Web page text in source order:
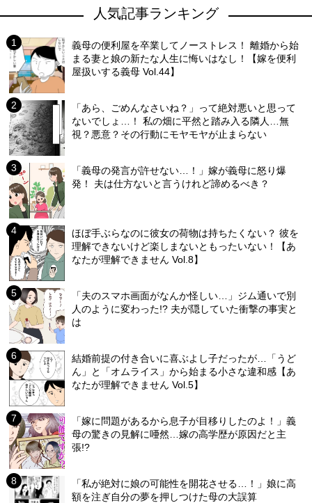
人気記事ランキング
義母の便利屋を卒業してノーストレス！ 離婚から始
まる妻と娘の新たな人生に悔いはなし！【嫁を便利
屋扱いする義母 Vol.44】
「あら、ごめんなさいね？」って絶対悪いと思って
ないでしょ…！ 私の畑に平然と踏み入る隣人…無
視？悪意？その行動にモヤモヤが止まらない
「義母の発言が許せない…！」嫁が義母に怒り爆
発！ 夫は仕方ないと言うけれど諦めるべき？
ほぼ手ぶらなのに彼女の荷物は持ちたくない？ 彼を
理解できないけど楽しまないともったいない！【あ
なたが理解できません Vol.8】
「夫のスマホ画面がなんか怪しい…」ジム通いで別
人のように変わった!? 夫が隠していた衝撃の事実と
は
結婚前提の付き合いに喜ぶよし子だったが…「うど
ん」と「オムライス」から始まる小さな違和感【あ
なたが理解できません Vol.5】
「嫁に問題があるから息子が目移りしたのよ！」義
母の驚きの見解に唖然…嫁の高学歴が原因だと主
張!?
「私が絶対に娘の可能性を開花させる…！」娘に高
額を注ぎ自分の夢を押しつけた母の大誤算